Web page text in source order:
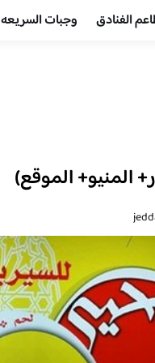
الفنادق وجبات السريعه
المنيو+ الموقع)